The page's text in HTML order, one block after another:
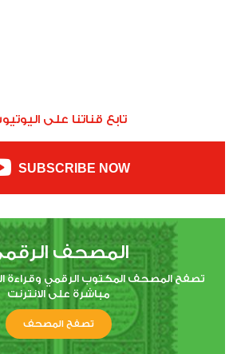
تابع قناتنا على
SUBSCRIBE NOW
المصحف
تصفح المصحف المكتوب الرقمي وقراءة
مباشرة على الانترنت
تصفح المصحف